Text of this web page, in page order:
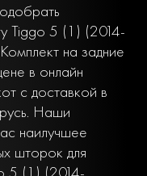
Tiggo 5 (1) (2014-
на задние
в онлайн
с доставкой в
Наши
наилучшее
шторок для